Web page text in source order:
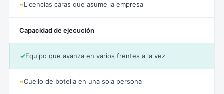
~Licencias caras que asume la empresa
Capacidad de ejecución
✓Equipo que avanza en varios frentes a la vez
~Cuello de botella en una sola persona